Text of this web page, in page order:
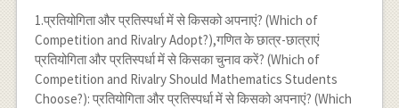
1.प्रतियोगिता और प्रतिस्पर्धा में से किसको अपनाएं? (Which of
Competition and Rivalry Adopt?),गणित के छात्र-छात्राएं
प्रतियोगिता और प्रतिस्पर्धा में से किसका चुनाव करें? (Which of
Competition and Rivalry Should Mathematics Students
Choose?): प्रतियोगिता और प्रतिस्पर्धा में से किसको अपनाएं? (Which